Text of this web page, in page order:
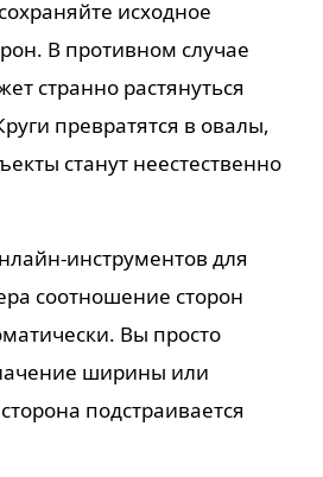
исходное
В противном случае
странно растянуться
превратятся в овалы,
станут неестественно
инструментов для
соотношение сторон
Вы просто
ширины или
подстраивается